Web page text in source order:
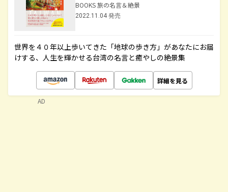
BOOKS 旅の名言＆絶景
2022.11.04 発売
世界を４０年以上歩いてきた「地球の歩き方」があなたにお届
けする、人生を輝かせる台湾の名言と癒やしの絶景集
詳細を見る
AD